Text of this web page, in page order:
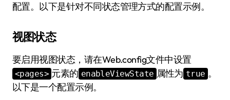
配置。以下是针对不同状态管理方式的配置示例。
视图状态
要启用视图状态，请在Web.config文件中设置
<pages> 元素的 enableViewState 属性为 true 。
以下是一个配置示例。